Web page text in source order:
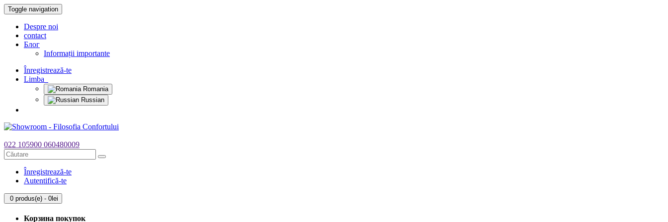
Toggle navigation
Despre noi
contact
Блог
Informații importante
Înregistrează-te
Limba
Romania
Russian
022 105900 060480009
Înregistrează-te
Autentifică-te
0 produs(e) - 0lei
Корзина покупок